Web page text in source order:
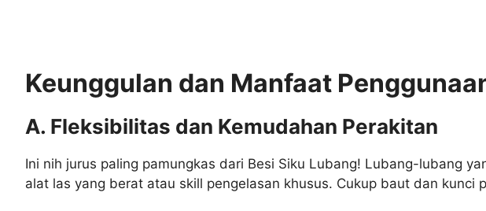
Keunggulan dan Manfaat
A. Fleksibilitas dan Kemudahan Perakitan
Ini nih jurus paling pamungkas dari Besi Siku Lubang! Lubang-lubang
alat las yang berat atau skill pengelasan khusus. Cukup baut dan kunci